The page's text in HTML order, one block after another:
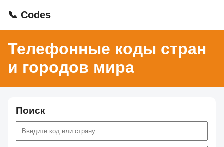
📞 Codes
Телефонные коды стран
и городов мира
Поиск